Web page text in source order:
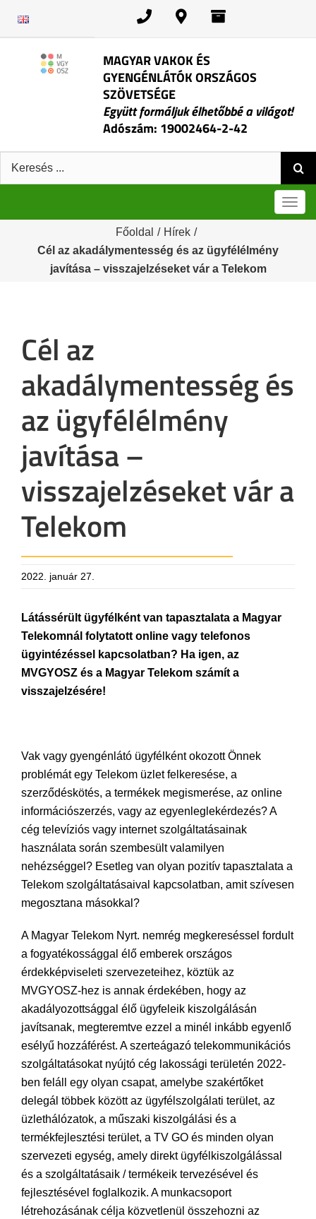
MAGYAR VAKOK ÉS
GYENGÉNLÁTÓK ORSZÁGOS
SZÖVETSÉGE
Együtt formáljuk élhetőbbé a világot!
Adószám: 19002464-2-42
Keresés:
Főoldal / Hírek /
Cél az akadálymentesség és az ügyfélélmény
javítása – visszajelzéseket vár a Telekom
Cél az
akadálymentesség és
az ügyfélélmény
javítása –
visszajelzéseket vár a
Telekom
2022. január 27.
Látássérült ügyfélként van tapasztalata a Magyar
Telekomnál folytatott online vagy telefonos
ügyintézéssel kapcsolatban? Ha igen, az
MVGYOSZ és a Magyar Telekom számít a
visszajelzésére!
Vak vagy gyengénlátó ügyfélként okozott Önnek
problémát egy Telekom üzlet felkeresése, a
szerződéskötés, a termékek megismerése, az online
információszerzés, vagy az egyenleglekérdezés? A
cég televíziós vagy internet szolgáltatásainak
használata során szembesült valamilyen
nehézséggel? Esetleg van olyan pozitív tapasztalata a
Telekom szolgáltatásaival kapcsolatban, amit szívesen
megosztana másokkal?
A Magyar Telekom Nyrt. nemrég megkereséssel fordult
a fogyatékossággal élő emberek országos
érdekképviseleti szervezeteihez, köztük az
MVGYOSZ-hez is annak érdekében, hogy az
akadályozottsággal élő ügyfeleik kiszolgálásán
javítsanak, megteremtve ezzel a minél inkább egyenlő
esélyű hozzáférést. A szerteágazó telekommunikációs
szolgáltatásokat nyújtó cég lakossági területén 2022-
ben feláll egy olyan csapat, amelybe szakértőket
delegál többek között az ügyfélszolgálati terület, az
üzlethálózatok, a műszaki kiszolgálási és a
termékfejlesztési terület, a TV GO és minden olyan
szervezeti egység, amely direkt ügyfélkiszolgálással
és a szolgáltatásaik / termékeik tervezésével és
fejlesztésével foglalkozik. A munkacsoport
létrehozásának célja közvetlenül összehozni az